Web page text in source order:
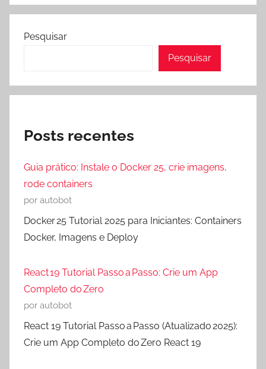
Pesquisar
Pesquisar
Posts recentes
Guia prático: Instale o Docker 25, crie imagens,
rode containers
por autobot
Docker 25 Tutorial 2025 para Iniciantes: Containers
Docker, Imagens e Deploy
React 19 Tutorial Passo a Passo: Crie um App
Completo do Zero
por autobot
React 19 Tutorial Passo a Passo (Atualizado 2025):
Crie um App Completo do Zero React 19